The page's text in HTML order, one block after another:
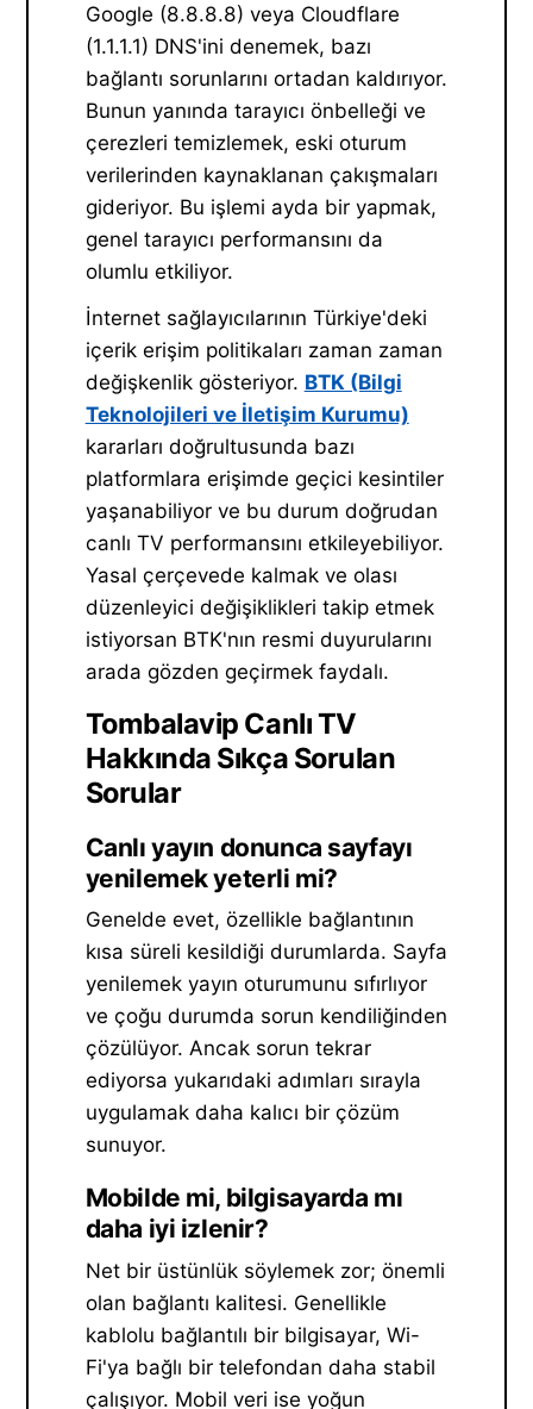
Google (8.8.8.8) veya Cloudflare
(1.1.1.1) DNS'ini denemek, bazı
bağlantı sorunlarını ortadan kaldırıyor.
Bunun yanında tarayıcı önbelleği ve
çerezleri temizlemek, eski oturum
verilerinden kaynaklanan çakışmaları
gideriyor. Bu işlemi ayda bir yapmak,
genel tarayıcı performansını da
olumlu etkiliyor.
İnternet sağlayıcılarının Türkiye'deki
içerik erişim politikaları zaman zaman
değişkenlik gösteriyor. BTK (Bilgi
Teknolojileri ve İletişim Kurumu)
kararları doğrultusunda bazı
platformlara erişimde geçici kesintiler
yaşanabiliyor ve bu durum doğrudan
canlı TV performansını etkileyebiliyor.
Yasal çerçevede kalmak ve olası
düzenleyici değişiklikleri takip etmek
istiyorsan BTK'nın resmi duyurularını
arada gözden geçirmek faydalı.
Tombalavip Canlı TV
Hakkında Sıkça Sorulan
Sorular
Canlı yayın donunca sayfayı
yenilemek yeterli mi?
Genelde evet, özellikle bağlantının
kısa süreli kesildiği durumlarda. Sayfa
yenilemek yayın oturumunu sıfırlıyor
ve çoğu durumda sorun kendiliğinden
çözülüyor. Ancak sorun tekrar
ediyorsa yukarıdaki adımları sırayla
uygulamak daha kalıcı bir çözüm
sunuyor.
Mobilde mi, bilgisayarda mı
daha iyi izlenir?
Net bir üstünlük söylemek zor; önemli
olan bağlantı kalitesi. Genellikle
kablolu bağlantılı bir bilgisayar, Wi-
Fi'ya bağlı bir telefondan daha stabil
çalışıyor. Mobil veri ise yoğun